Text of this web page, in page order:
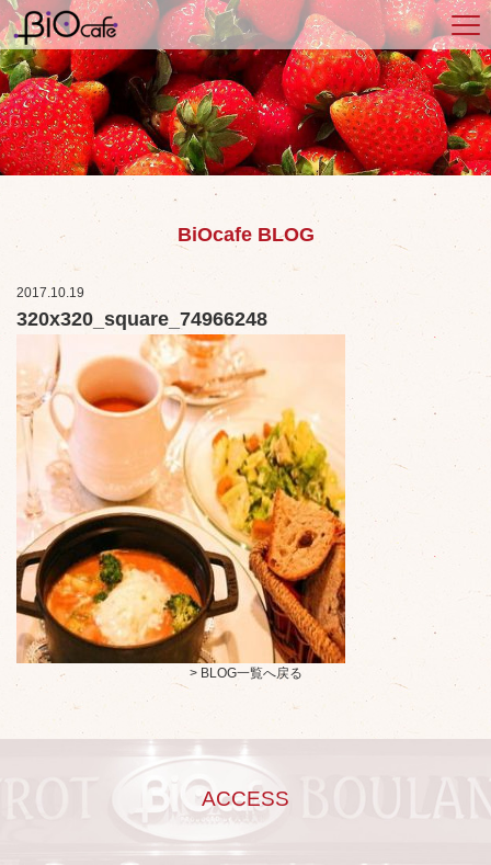
BiOcafe BLOG
2017.10.19
320x320_square_74966248
> BLOG一覧へ戻る
ACCESS